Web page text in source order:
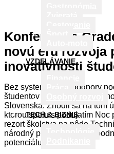
VZDELÁVANIE
TECH & BIZNIS
Konferencia
novú éru rozvoja
inovatívnosti
Bez systematickej podpory
študentov vysokých škôl
Slovenska. Zhodli sa na tom
ktorou spolu s podujatím
rezort školstva na pôde
národný projekt Podpora
potenciálu študentov.